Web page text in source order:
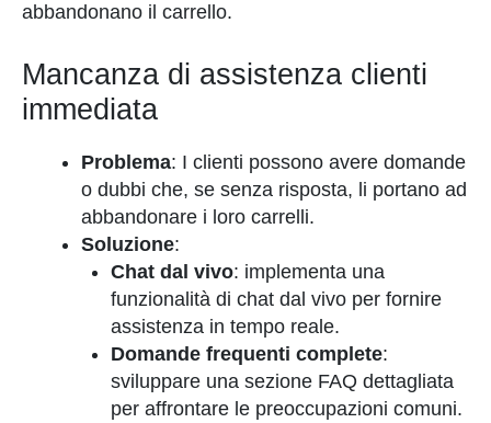
abbandonano il carrello.
Mancanza di assistenza clienti
immediata
Problema: I clienti possono avere domande
o dubbi che, se senza risposta, li portano ad
abbandonare i loro carrelli.
Soluzione:
Chat dal vivo: implementa una
funzionalità di chat dal vivo per fornire
assistenza in tempo reale.
Domande frequenti complete:
sviluppare una sezione FAQ dettagliata
per affrontare le preoccupazioni comuni.